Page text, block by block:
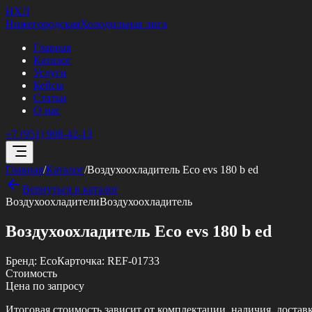
НХЛ
НижегородскаяХолодильная лига
Главная
Каталог
Услуги
Кейсы
Статьи
О нас
+7 (951) 908-42-13
Главная/Каталог/Воздухоохладитель Eco evs 180 b ed
Вернуться в каталог
ВоздухоохладителиВоздухоохладитель
Воздухоохладитель Eco evs 180 b ed
Бренд: EcoКарточка: REF-01733
Стоимость
Цена по запросу
Итоговая стоимость зависит от комплектации, наличия,